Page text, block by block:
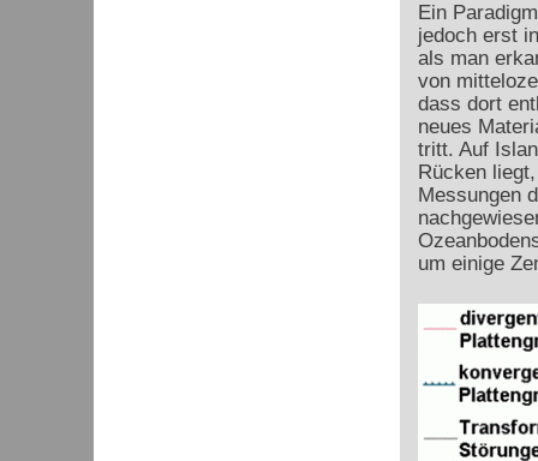
Ein
jedoch erst
als man
von
dass dort
neues
tritt. Auf
Rücken
Messungen
um einige